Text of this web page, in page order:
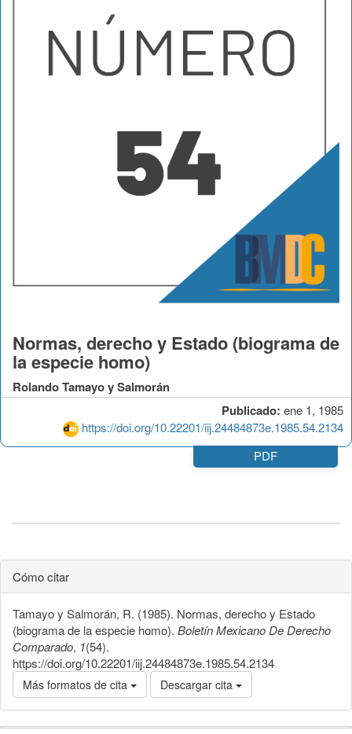
Publicado: ene 1, 1985
https://doi.org/10.22201/iij.24484873e.1985.54.2134
Normas, derecho y Estado (biograma de
la especie homo)
Rolando Tamayo y Salmorán
PDF
Cómo citar
Tamayo y Salmorán, R. (1985). Normas, derecho y Estado
(biograma de la especie homo). Boletín Mexicano De Derecho
Comparado, 1(54).
https://doi.org/10.22201/iij.24484873e.1985.54.2134
Más formatos de cita Descargar cita